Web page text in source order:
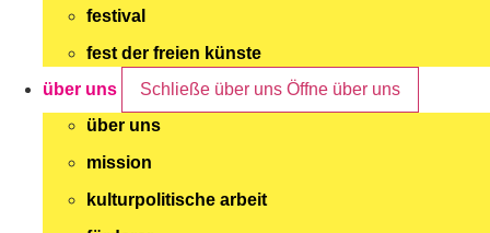
festival
fest der freien künste
über uns
Schließe über uns Öffne über uns
über uns
mission
kulturpolitische arbeit